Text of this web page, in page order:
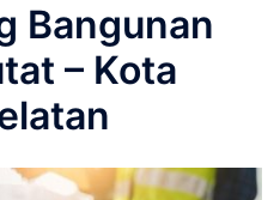
Bangunan
– Kota